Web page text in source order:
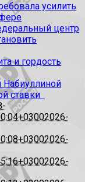
усилить
центр
и гордость
ставки
2026-
2026-
2026-